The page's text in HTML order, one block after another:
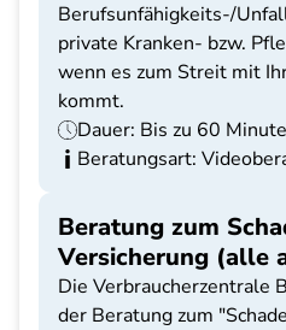
Berufsunfähigkeits-/
private Kranken- bzw.
wenn es zum Streit mit
kommt.
Dauer: Bis zu 60
Beratungsart:
Beratung zum
Versicherung (alle
Die Verbraucherzentrale
der Beratung zum